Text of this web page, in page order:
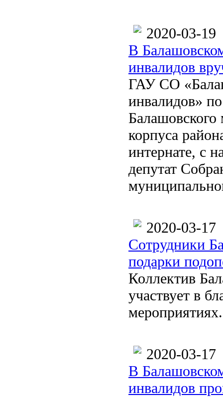
2020-03-19
В
инвалидов
ГАУ СО
инвалидов»
Балашовского
корпуса
интернате, с
депутат
2020-03-17
Сотрудники
подарки
Коллектив
участвует в
мероприятиях.
2020-03-17
В
инвалидов